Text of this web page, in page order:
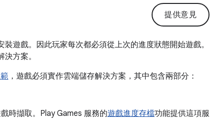
提供意見
遊戲。因此玩家每次都必須從上次的進度狀態開始遊戲。
方案。
，遊戲必須實作雲端儲存解決方案，其中包含兩部分：
時擷取。Play Games 服務的遊戲進度存檔功能提供這項服